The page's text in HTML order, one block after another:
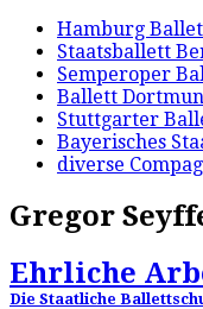
Hamburg
Staatsballett
Semperoper
Ballett
Stuttgarter
Bayerisches
diverse
Gregor
Ehrliche
Die Staatliche